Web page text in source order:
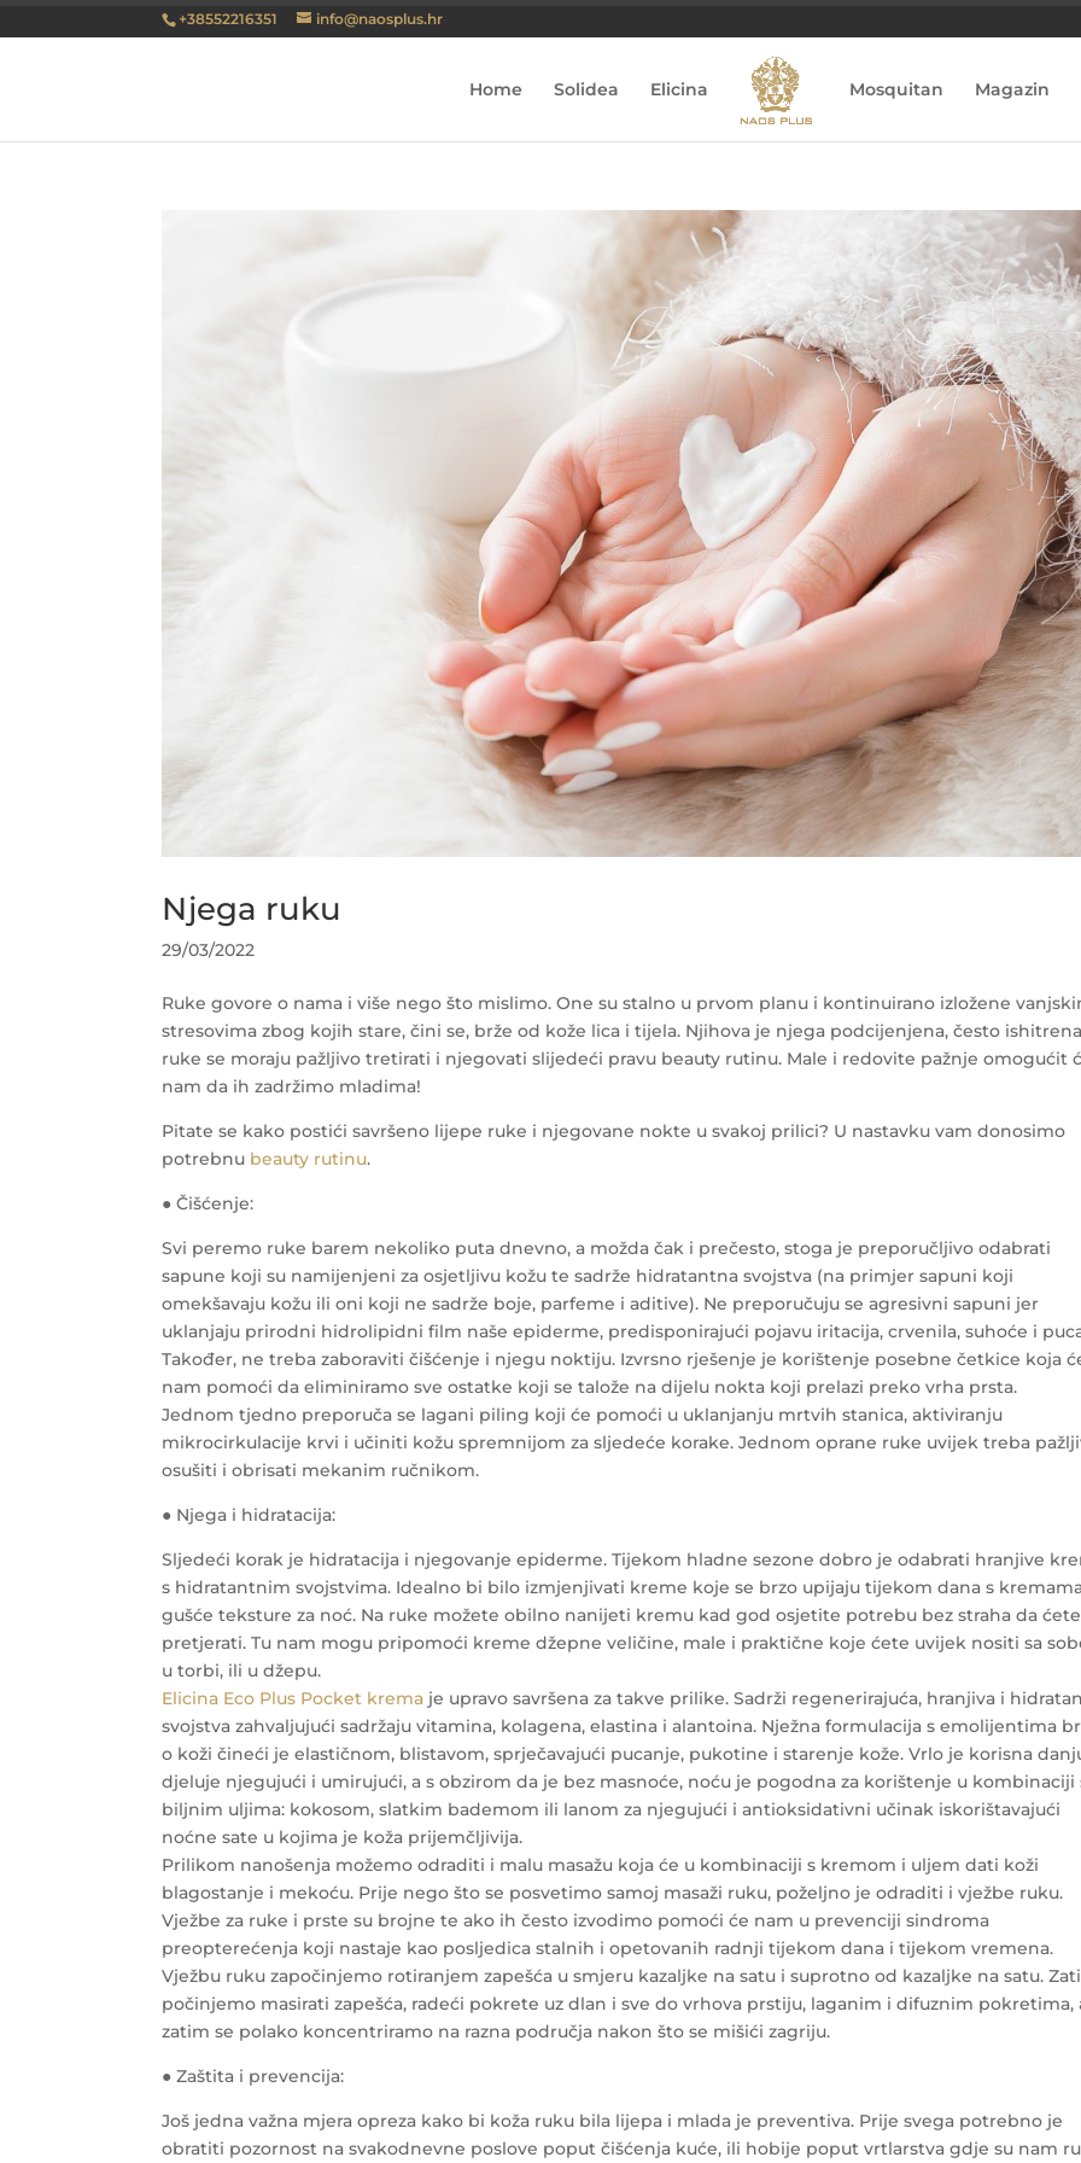
+38552216351 info@naosplus.hr
Home Solidea Elicina Mosquitan Magazin
Njega ruku
29/03/2022
Ruke govore o nama i više nego što mislimo. One su stalno u prvom planu i kontinuirano izložene
stresovima zbog kojih stare, čini se, brže od kože lica i tijela. Njihova je njega podcijenjena, često
ruke se moraju pažljivo tretirati i njegovati slijedeći pravu beauty rutinu. Male i redovite pažnje omogućit
nam da ih zadržimo mladima!
Pitate se kako postići savršeno lijepe ruke i njegovane nokte u svakoj prilici? U nastavku vam donosimo
potrebnu beauty rutinu.
● Čišćenje:
Svi peremo ruke barem nekoliko puta dnevno, a možda čak i prečesto, stoga je preporučljivo odabrati
sapune koji su namijenjeni za osjetljivu kožu te sadrže hidratantna svojstva (na primjer sapuni koji
omekšavaju kožu ili oni koji ne sadrže boje, parfeme i aditive). Ne preporučuju se agresivni sapuni jer
uklanjaju prirodni hidrolipidni film naše epiderme, predisponirajući pojavu iritacija, crvenila, suhoće i
Također, ne treba zaboraviti čišćenje i njegu noktiju. Izvrsno rješenje je korištenje posebne četkice koja
nam pomoći da eliminiramo sve ostatke koji se talože na dijelu nokta koji prelazi preko vrha prsta.
Jednom tjedno preporuča se lagani piling koji će pomoći u uklanjanju mrtvih stanica, aktiviranju
mikrocirkulacije krvi i učiniti kožu spremnijom za sljedeće korake. Jednom oprane ruke uvijek treba
osušiti i obrisati mekanim ručnikom.
● Njega i hidratacija:
Sljedeći korak je hidratacija i njegovanje epiderme. Tijekom hladne sezone dobro je odabrati hranjive
s hidratantnim svojstvima. Idealno bi bilo izmjenjivati ​​kreme koje se brzo upijaju tijekom dana s
gušće teksture za noć. Na ruke možete obilno nanijeti kremu kad god osjetite potrebu bez straha da ćete
pretjerati. Tu nam mogu pripomoći kreme džepne veličine, male i praktične koje ćete uvijek nositi sa
u torbi, ili u džepu.
Elicina Eco Plus Pocket krema je upravo savršena za takve prilike. Sadrži regenerirajuća, hranjiva i
svojstva zahvaljujući sadržaju vitamina, kolagena, elastina i alantoina. Nježna formulacija s emolijentima
o koži čineći je elastičnom, blistavom, sprječavajući pucanje, pukotine i starenje kože. Vrlo je korisna
djeluje njegujući i umirujući, a s obzirom da je bez masnoće, noću je pogodna za korištenje u kombinaciji
biljnim uljima: kokosom, slatkim bademom ili lanom za njegujući i antioksidativni učinak iskorištavajući
noćne sate u kojima je koža prijemčljivija.
Prilikom nanošenja možemo odraditi i malu masažu koja će u kombinaciji s kremom i uljem dati koži
blagostanje i mekoću. Prije nego što se posvetimo samoj masaži ruku, poželjno je odraditi i vježbe ruku.
Vježbe za ruke i prste su brojne te ako ih često izvodimo pomoći će nam u prevenciji sindroma
preopterećenja koji nastaje kao posljedica stalnih i opetovanih radnji tijekom dana i tijekom vremena.
Vježbu ruku započinjemo rotiranjem zapešća u smjeru kazaljke na satu i suprotno od kazaljke na satu.
počinjemo masirati zapešća, radeći pokrete uz dlan i sve do vrhova prstiju, laganim i difuznim pokretima,
zatim se polako koncentriramo na razna područja nakon što se mišići zagriju.
● Zaštita i prevencija:
Još jedna važna mjera opreza kako bi koža ruku bila lijepa i mlada je preventiva. Prije svega potrebno je
obratiti pozornost na svakodnevne poslove poput čišćenja kuće, ili hobije poput vrtlarstva gdje su nam